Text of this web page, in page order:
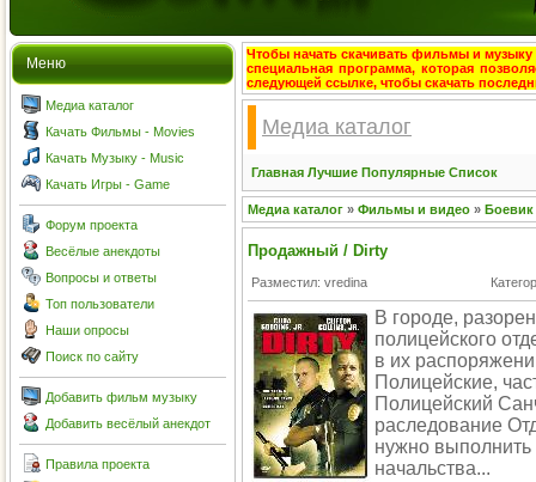
Меню
Медиа каталог
Качать Фильмы - Movies
Качать Музыку - Music
Качать Игры - Game
Форум проекта
Весёлые анекдоты
Вопросы и ответы
Топ пользователи
Наши опросы
Поиск по сайту
Добавить фильм музыку
Добавить весёлый анекдот
Правила проекта
Чтобы начать скачивать фильмы и музыку
специальная программа, которая
следующей ссылке, чтобы скачать
Медиа каталог
Главная Лучшие Популярные Список
Медиа каталог » Фильмы и видео » Боевик
Продажный / Dirty
Разместил: vredina
В городе,
полицейского
в их
Полицейские,
Полицейский
раследование
нужно
начальства...